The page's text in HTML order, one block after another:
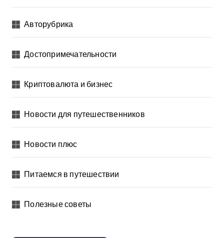
Авторубрика
Достопримечательности
Криптовалюта и бизнес
Новости для путешественников
Новости плюс
Питаемся в путешествии
Полезные советы